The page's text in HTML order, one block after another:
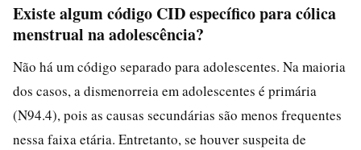
Existe algum código CID específico para cólica
menstrual na adolescência?
Não há um código separado para adolescentes. Na maioria
dos casos, a dismenorreia em adolescentes é primária
(N94.4), pois as causas secundárias são menos frequentes
nessa faixa etária. Entretanto, se houver suspeita de